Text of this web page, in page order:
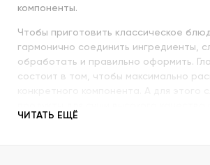
компоненты.
Чтобы приготовить классическое
гармонично соединить ингредиенты,
обработать и правильно оформить.
состоит в том, чтобы максимально
их со знанием всех секретов.
ЧИТАТЬ ЕЩЁ